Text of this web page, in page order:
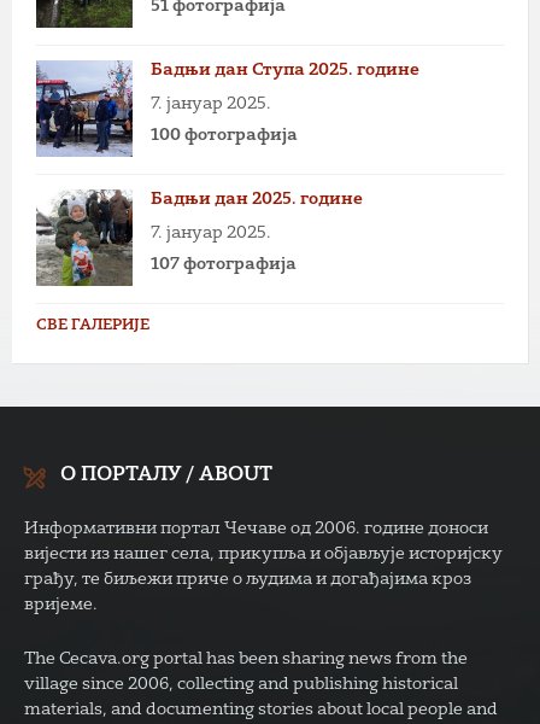
51 фотографија
Бадњи дан Ступа 2025. године
7. јануар 2025.
100 фотографија
Бадњи дан 2025. године
7. јануар 2025.
107 фотографија
СВЕ ГАЛЕРИЈЕ
О ПОРТАЛУ / ABOUT
Информативни портал Чечаве од 2006. године доноси
вијести из нашег села, прикупља и објављује историјску
грађу, те биљежи приче о људима и догађајима кроз
вријеме.
The Cecava.org portal has been sharing news from the
village since 2006, collecting and publishing historical
materials, and documenting stories about local people and